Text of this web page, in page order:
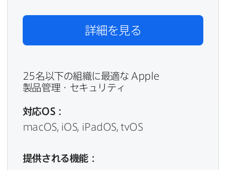
詳細を​見る
25名以下の​組織に​最適な Apple
製品管理・セキュリティ
対応OS：
macOS, iOS, iPadOS, tvOS
提供される​機能：